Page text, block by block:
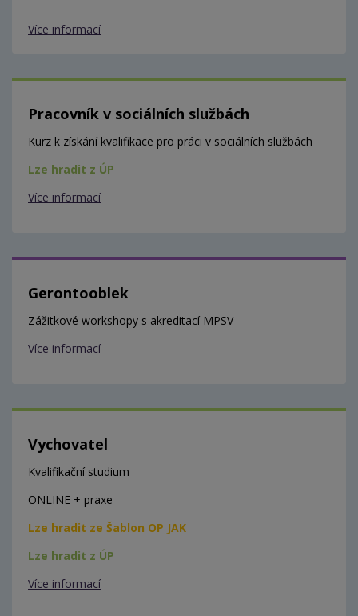
Více informací
Pracovník v sociálních službách
Kurz k získání kvalifikace pro práci v sociálních službách
Lze hradit z ÚP
Více informací
Gerontooblek
Zážitkové workshopy s akreditací MPSV
Více informací
Vychovatel
Kvalifikační studium
ONLINE + praxe
Lze hradit ze Šablon OP JAK
Lze hradit z ÚP
Více informací